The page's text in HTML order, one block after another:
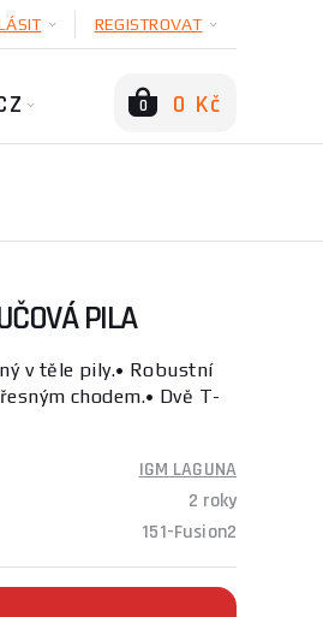
REGISTROVAT
0 0 Kč
PILA
v těle pily.• Robustní
chodem.• Dvě T-
IGM LAGUNA
2 roky
151-Fusion2